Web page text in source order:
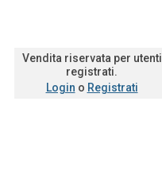
Vendita riservata per utenti
registrati.
Login o Registrati